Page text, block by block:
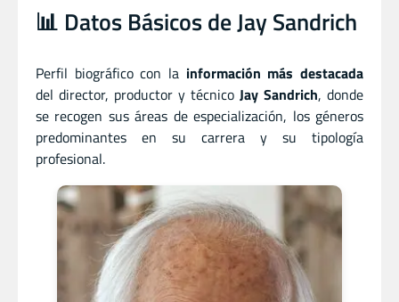
📊 Datos Básicos de Jay Sandrich
Perfil biográfico con la información más destacada
del director, productor y técnico Jay Sandrich, donde
se recogen sus áreas de especialización, los géneros
predominantes en su carrera y su tipología
profesional.